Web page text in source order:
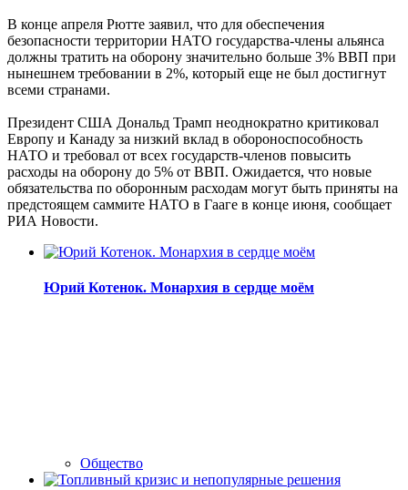
В конце апреля Рютте заявил, что для обеспечения
безопасности территории НАТО государства-члены альянса
должны тратить на оборону значительно больше 3% ВВП при
нынешнем требовании в 2%, который еще не был достигнут
всеми странами.
Президент США Дональд Трамп неоднократно критиковал
Европу и Канаду за низкий вклад в обороноспособность
НАТО и требовал от всех государств-членов повысить
расходы на оборону до 5% от ВВП. Ожидается, что новые
обязательства по оборонным расходам могут быть приняты на
предстоящем саммите НАТО в Гааге в конце июня, сообщает
РИА Новости.
Юрий Котенок. Монархия в сердце моём
Общество